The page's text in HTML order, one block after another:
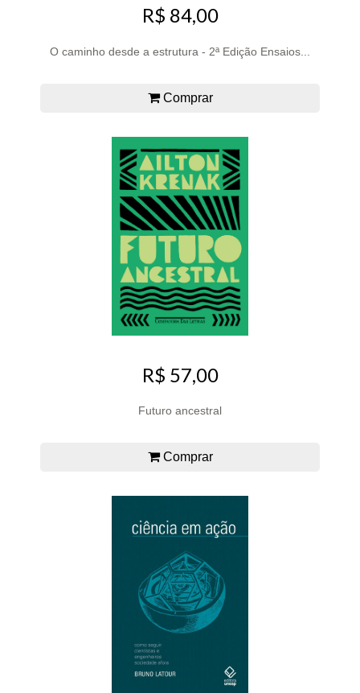
R$ 84,00
O caminho desde a estrutura - 2ª Edição Ensaios...
Comprar
R$ 57,00
Futuro ancestral
Comprar